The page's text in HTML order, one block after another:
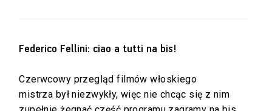
Federico Fellini: ciao a tutti na bis!
Czerwcowy przegląd filmów włoskiego
mistrza był niezwykły, więc nie chcąc się z nim